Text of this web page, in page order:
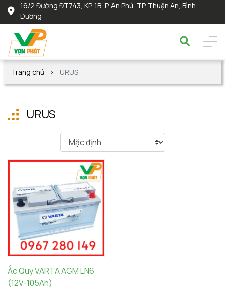
16/2 Đường ĐT743, KP. 1B, P. An Phú, TP. Thuận An, Bình
Dương
Trang chủ URUS
URUS
Ắc Quy VARTA AGM LN6
(12V-105Ah)